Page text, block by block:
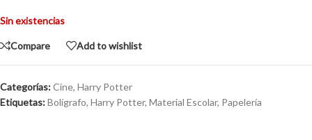
Sin existencias
Compare Add to wishlist
Categorías:Cine, Harry Potter
Etiquetas:Bolígrafo, Harry Potter, Material Escolar, Papelería